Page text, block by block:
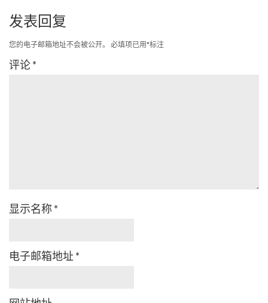
发表回复
您的电子邮箱地址不会被公开。 必填项已用*标注
评论*
显示名称 *
电子邮箱地址 *